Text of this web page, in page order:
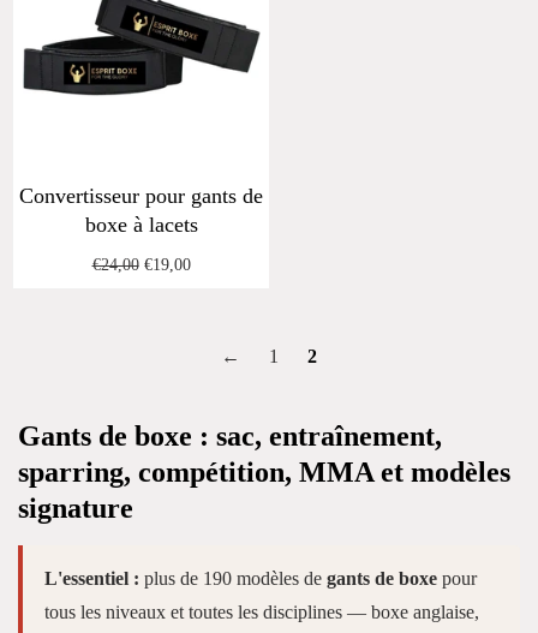
Convertisseur pour gants de
boxe à lacets
Regular
€24,00Sale
€19,00
← 1 2
Gants de boxe : sac, entraînement,
sparring, compétition, MMA et modèles
signature
L'essentiel : plus de 190 modèles de gants de boxepour
tous les niveaux et toutes les disciplines — boxe anglaise,